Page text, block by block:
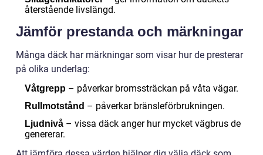
återstående livslängd.
Jämför prestanda och märkningar
Många däck har märkningar som visar hur de presterar
på olika underlag:
Våtgrepp – påverkar bromssträckan på våta vägar.
Rullmotstånd – påverkar bränsleförbrukningen.
Ljudnivå – vissa däck anger hur mycket vägbrus de
genererar.